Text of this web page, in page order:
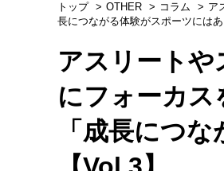
トップ OTHER コラム
ア
長につながる体験がスポーツにはあ
アスリートや
にフォーカ
「成長につ